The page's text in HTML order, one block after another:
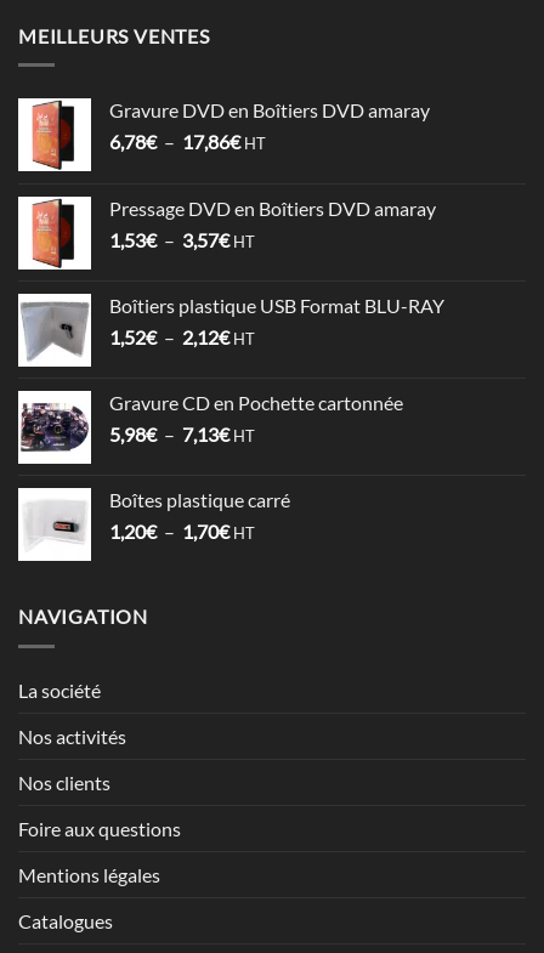
MEILLEURS VENTES
Gravure DVD en Boîtiers DVD amaray
6,78€ – 17,86€Plage
6,78€
à
HT
Pressage DVD en Boîtiers DVD amaray
1,53€ – 3,57€Plage
1,53€
à
HT
Boîtiers plastique USB Format BLU-RAY
1,52€ – 2,12€Plage
1,52€
à
HT
Gravure CD en Pochette cartonnée
5,98€ – 7,13€Plage
5,98€
à
HT
Boîtes plastique carré
1,20€ – 1,70€Plage
HT
NAVIGATION
La société
Nos activités
Nos clients
Foire aux questions
Mentions légales
Catalogues